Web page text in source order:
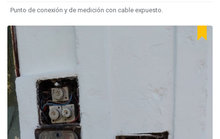
Punto de conexión y de medición con cable expuesto.